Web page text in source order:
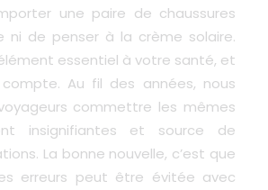
une paire de chaussures
ni de penser à la crème solaire.
essentiel à votre santé, et
Au fil des années, nous
commettre les mêmes
insignifiantes et source de
La bonne nouvelle, c’est que
erreurs peut être évitée avec